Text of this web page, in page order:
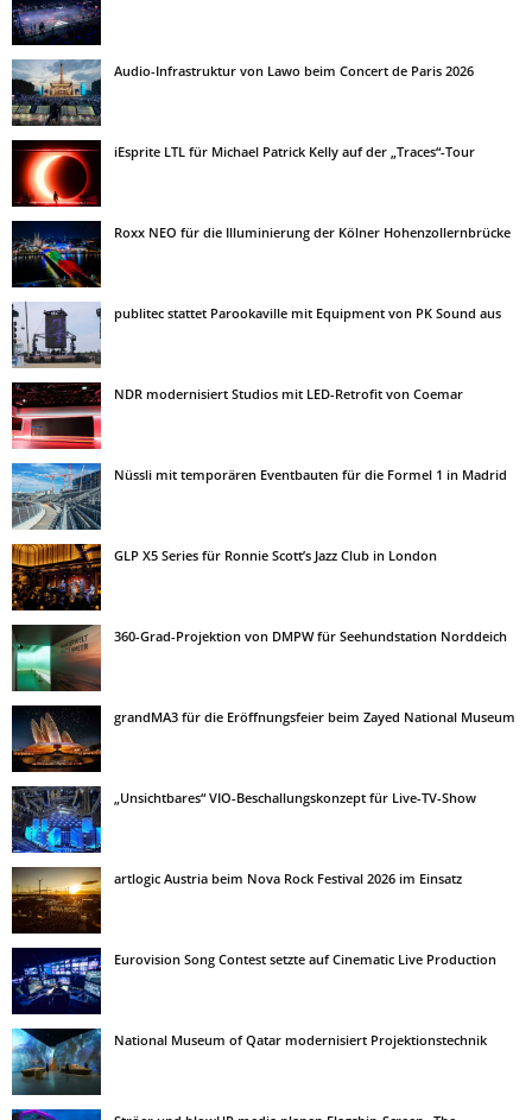
Audio-Infrastruktur von Lawo beim Concert de Paris 2026
iEsprite LTL für Michael Patrick Kelly auf der „Traces“-Tour
Roxx NEO für die Illuminierung der Kölner Hohenzollernbrücke
publitec stattet Parookaville mit Equipment von PK Sound aus
NDR modernisiert Studios mit LED-Retrofit von Coemar
Nüssli mit temporären Eventbauten für die Formel 1 in Madrid
GLP X5 Series für Ronnie Scott’s Jazz Club in London
360-Grad-Projektion von DMPW für Seehundstation Norddeich
grandMA3 für die Eröffnungsfeier beim Zayed National Museum
„Unsichtbares“ VIO-Beschallungskonzept für Live-TV-Show
artlogic Austria beim Nova Rock Festival 2026 im Einsatz
Eurovision Song Contest setzte auf Cinematic Live Production
National Museum of Qatar modernisiert Projektionstechnik